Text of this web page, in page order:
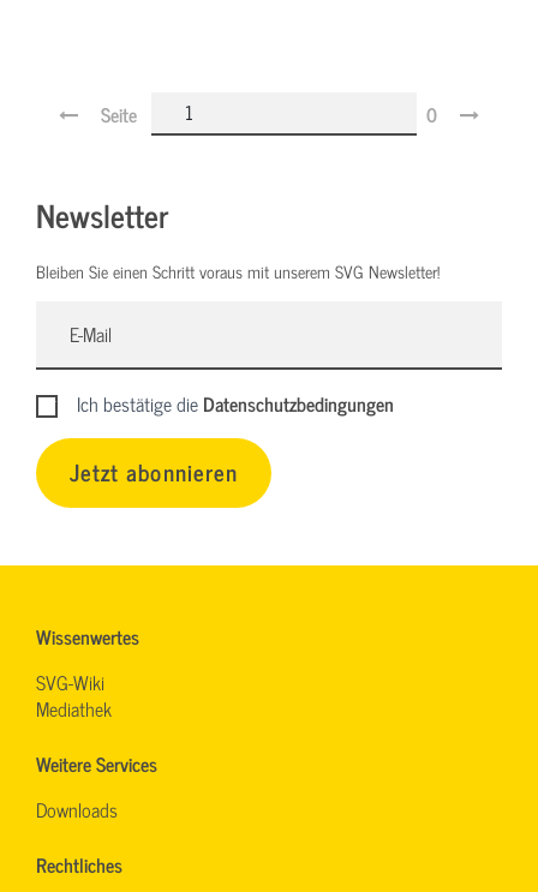
Seite 0
Newsletter
Bleiben Sie einen Schritt voraus mit unserem SVG Newsletter!
Ich bestätige dieDatenschutzbedingungen
Jetzt abonnieren
Wissenwertes
SVG-Wiki
Mediathek
Weitere Services
Downloads
Rechtliches